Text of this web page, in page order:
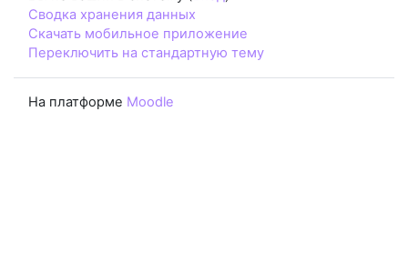
Сводка хранения данных
Скачать мобильное приложение
Переключить на стандартную тему
На платформе Moodle